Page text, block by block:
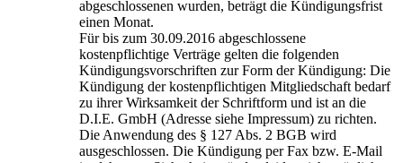
abgeschlossenen wurden, beträgt die Kündigungsfrist
einen Monat.
Für bis zum 30.09.2016 abgeschlossene
kostenpflichtige Verträge gelten die folgenden
Kündigungsvorschriften zur Form der Kündigung: Die
Kündigung der kostenpflichtigen Mitgliedschaft bedarf
zu ihrer Wirksamkeit der Schriftform und ist an die
D.I.E. GmbH (Adresse siehe Impressum) zu richten.
Die Anwendung des § 127 Abs. 2 BGB wird
ausgeschlossen. Die Kündigung per Fax bzw. E-Mail